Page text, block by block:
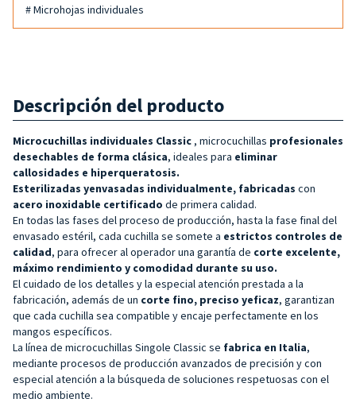
# Microhojas individuales
Descripción del producto
Microcuchillas individuales Classic , microcuchillas profesionales
desechables de forma clásica, ideales para eliminar
callosidades e hiperqueratosis.
Esterilizadas yenvasadas individualmente, fabricadas con
acero inoxidable certificado de primera calidad.
En todas las fases del proceso de producción, hasta la fase final del
envasado estéril, cada cuchilla se somete a estrictos controles de
calidad, para ofrecer al operador una garantía de corte excelente,
máximo rendimiento y comodidad durante su uso.
El cuidado de los detalles y la especial atención prestada a la
fabricación, además de un corte fino, preciso yeficaz, garantizan
que cada cuchilla sea compatible y encaje perfectamente en los
mangos específicos.
La línea de microcuchillas Singole Classic se fabrica en Italia,
mediante procesos de producción avanzados de precisión y con
especial atención a la búsqueda de soluciones respetuosas con el
medio ambiente.